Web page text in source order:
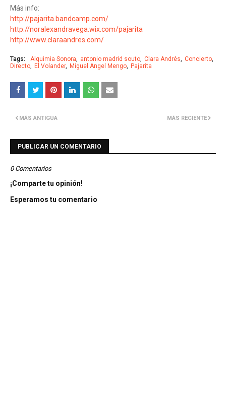
Más info:
http://pajarita.bandcamp.com/
http://noralexandravega.wix.com/pajarita
http://www.claraandres.com/
Tags: Alquimia Sonora antonio madrid souto Clara Andrés
Concierto
Directo
El Volander Miguel Angel Mengo Pajarita
MÁS RECIENTE
MÁS ANTIGUA
PUBLICAR UN COMENTARIO
0 Comentarios
¡Comparte tu opinión!
Esperamos tu comentario